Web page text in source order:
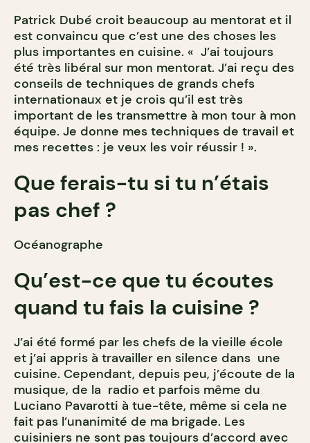
Patrick Dubé croit beaucoup au mentorat et il
est convaincu que c’est une des choses les
plus importantes en cuisine. « J’ai toujours
été très libéral sur mon mentorat. J’ai reçu des
conseils de techniques de grands chefs
internationaux et je crois qu’il est très
important de les transmettre à mon tour à mon
équipe. Je donne mes techniques de travail et
mes recettes : je veux les voir réussir ! ».
Que ferais-tu si tu n’étais
pas chef ?
Océanographe
Qu’est-ce que tu écoutes
quand tu fais la cuisine ?
J’ai été formé par les chefs de la vieille école
et j’ai appris à travailler en silence dans une
cuisine. Cependant, depuis peu, j’écoute de la
musique, de la radio et parfois même du
Luciano Pavarotti à tue-tête, même si cela ne
fait pas l’unanimité de ma brigade. Les
cuisiniers ne sont pas toujours d’accord avec